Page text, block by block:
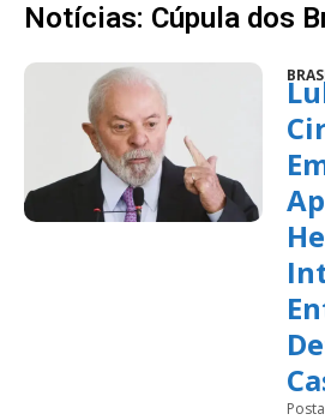
Notícias: Cúpula dos